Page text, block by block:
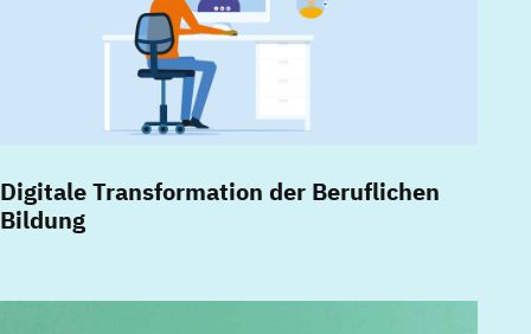
Digitale Transformation der Beruflichen
Bildung